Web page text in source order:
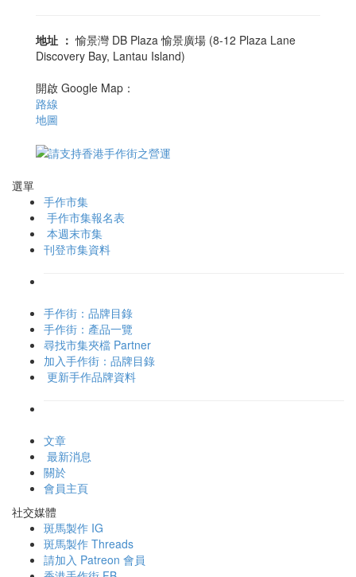
地址 ： 愉景灣 DB Plaza 愉景廣場 (8-12 Plaza Lane
Discovery Bay, Lantau Island)
開啟 Google Map：
路線
地圖
選單
手作市集
手作市集報名表
本週末市集
刊登市集資料
手作街：品牌目錄
手作街：產品一覽
尋找市集夾檔 Partner
加入手作街：品牌目錄
更新手作品牌資料
文章
最新消息
關於
會員主頁
社交媒體
斑馬製作 IG
斑馬製作 Threads
請加入 Patreon 會員